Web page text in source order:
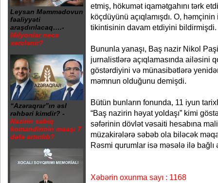
Leysan Məmmədovun
fəaliyyəti
araşdırılacaq….-
Milyonlar necə
xərclənir?
“Azəraqrar”ın əsl
rəhbəri kimdir? -
Nazirin sabiq
komandirinin maaşı 7
dəfə artırılıb?
etmiş, hökumət iqamətgahını tərk
köçdüyünü açıqlamışdı. O,
tikintisinin davam etdiyini bildirmişdi.
Bununla yanaşı, Baş nazir Nikol
jurnalistlərə açıqlamasında ailəsini
göstərdiyini və münasibətlərə
məmnun olduğunu demişdi.
Bütün bunların fonunda, 11 iyun
“Baş nazirin həyat yoldaşı” kimi
səfərinin dövlət vəsaiti hesabına
müzakirələrə səbəb ola biləcək
Rəsmi qurumlar isə məsələ ilə
Xəbərin oxunma sayı : 1168